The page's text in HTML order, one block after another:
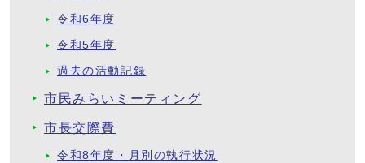
令和6年度
令和5年度
過去の活動記録
市民みらいミーティング
市長交際費
令和8年度・月別の執行状況